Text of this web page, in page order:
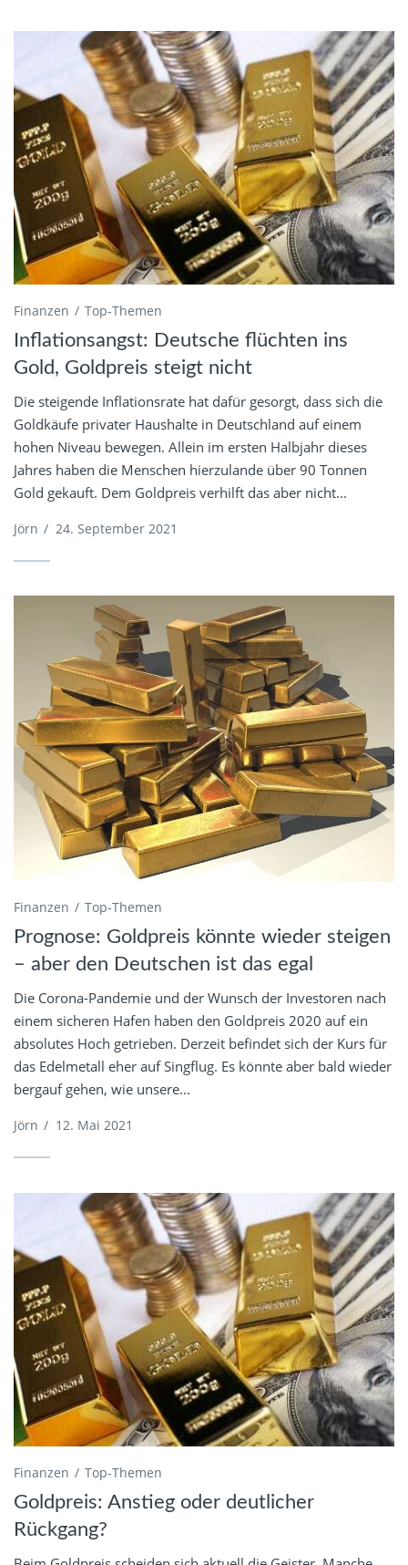
Finanzen Top-Themen
Inflationsangst: Deutsche flüchten ins
Gold, Goldpreis steigt nicht
Die steigende Inflationsrate hat dafür gesorgt, dass sich die
Goldkäufe privater Haushalte in Deutschland auf einem
hohen Niveau bewegen. Allein im ersten Halbjahr dieses
Jahres haben die Menschen hierzulande über 90 Tonnen
Gold gekauft. Dem Goldpreis verhilft das aber nicht...
Jörn / 24. September 2021
Finanzen Top-Themen
Prognose: Goldpreis könnte wieder steigen
– aber den Deutschen ist das egal
Die Corona-Pandemie und der Wunsch der Investoren nach
einem sicheren Hafen haben den Goldpreis 2020 auf ein
absolutes Hoch getrieben. Derzeit befindet sich der Kurs für
das Edelmetall eher auf Singflug. Es könnte aber bald wieder
bergauf gehen, wie unsere...
Jörn / 12. Mai 2021
Finanzen Top-Themen
Goldpreis: Anstieg oder deutlicher
Rückgang?